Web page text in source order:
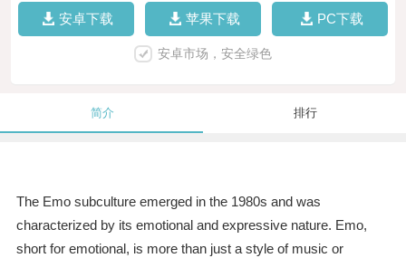
安卓下载 苹果下载 PC下载
安卓市场，安全绿色
简介 排行
The Emo subculture emerged in the 1980s and was
characterized by its emotional and expressive nature. Emo,
short for emotional, is more than just a style of music or